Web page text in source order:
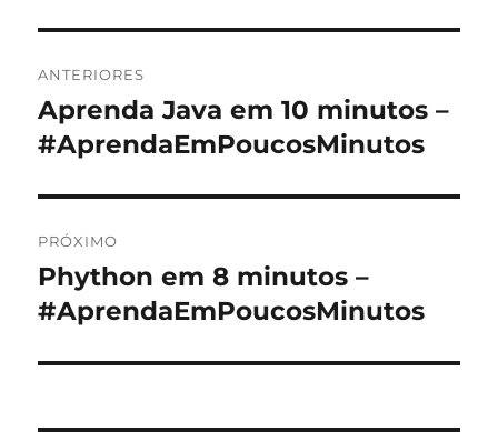
de
Post
ANTERIORES
Post
anterior:
Aprenda Java em 10 minutos –
#AprendaEmPoucosMinutos
PRÓXIMO
Próximo
post:
Phython em 8 minutos –
#AprendaEmPoucosMinutos